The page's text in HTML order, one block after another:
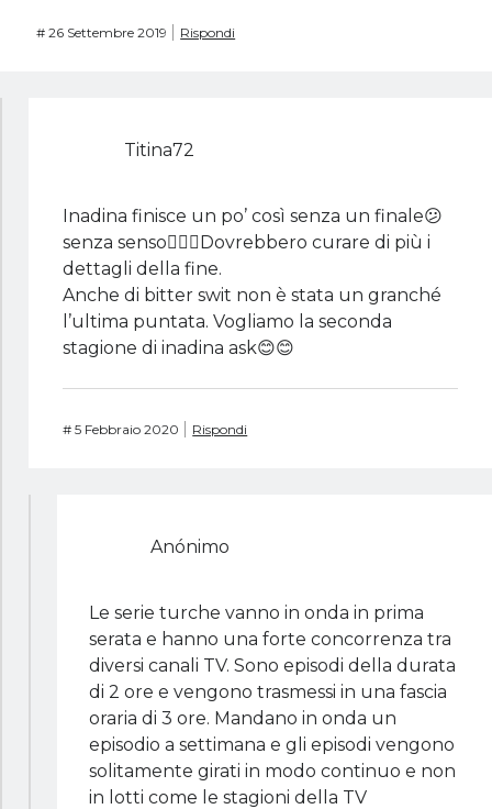
#26 Settembre 2019 Rispondi
Titina72
Inadina finisce un po’ così senza un finale😕
senza senso🤷🏼‍♀️Dovrebbero curare di più i
dettagli della fine.
Anche di bitter swit non è stata un granché
l’ultima puntata. Vogliamo la seconda
stagione di inadina ask😊😊
#5 Febbraio 2020 Rispondi
Anónimo
Le serie turche vanno in onda in prima
serata e hanno una forte concorrenza tra
diversi canali TV. Sono episodi della durata
di 2 ore e vengono trasmessi in una fascia
oraria di 3 ore. Mandano in onda un
episodio a settimana e gli episodi vengono
solitamente girati in modo continuo e non
in lotti come le stagioni della TV